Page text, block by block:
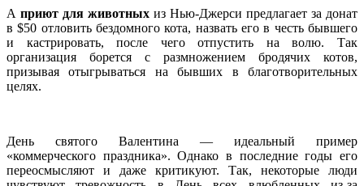
А приют для животных из Нью-Джерси предлагает за донат
в $50 отловить бездомного кота, назвать его в честь бывшего
и кастрировать, после чего отпустить на волю. Так
организация борется с размножением бродячих котов,
призывая отыгрываться на бывших в благотворительных
целях.
День святого Валентина — идеальный пример
«коммерческого праздника». Однако в последние годы его
переосмысляют и даже критикуют. Так, некоторые люди